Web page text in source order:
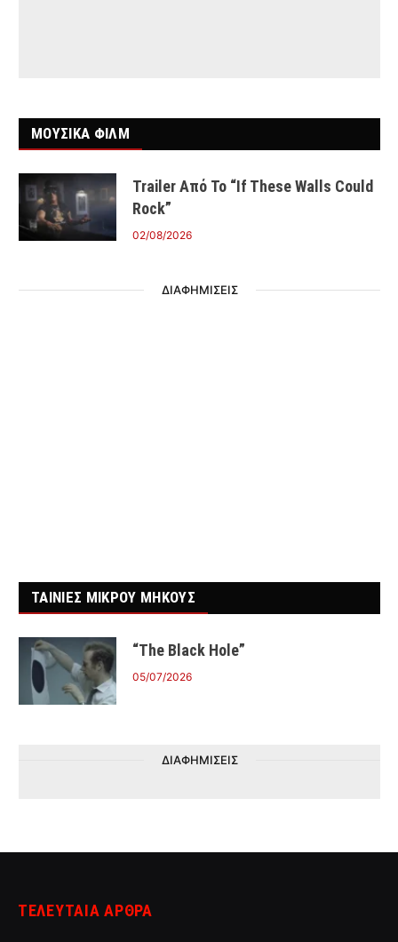
ΜΟΥΣΙΚΑ ΦΙΛΜ
Trailer Από Το “If These Walls Could
Rock”
02/08/2026
ΔΙΑΦΗΜΙΣΕΙΣ
ΤΑΙΝΙΕΣ ΜΙΚΡΟΥ ΜΗΚΟΥΣ
“The Black Hole”
05/07/2026
ΔΙΑΦΗΜΙΣΕΙΣ
ΤΕΛΕΥΤΑΙΑ ΑΡΘΡΑ